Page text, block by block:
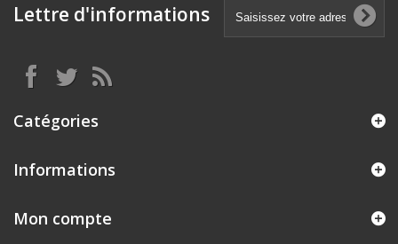
Lettre d'informations
Catégories
Informations
Mon compte